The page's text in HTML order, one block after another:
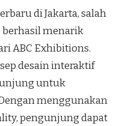
di Jakarta, salah
berhasil menarik
ABC Exhibitions.
desain interaktif
untuk
menggunakan
pengunjung dapat